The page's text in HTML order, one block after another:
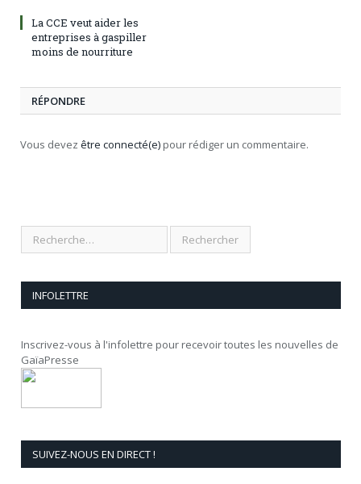
La CCE veut aider les
entreprises à gaspiller
moins de nourriture
RÉPONDRE
Vous devez être connecté(e) pour rédiger un commentaire.
INFOLETTRE
Inscrivez-vous à l'infolettre pour recevoir toutes les nouvelles de
GaïaPresse
SUIVEZ-NOUS EN DIRECT !